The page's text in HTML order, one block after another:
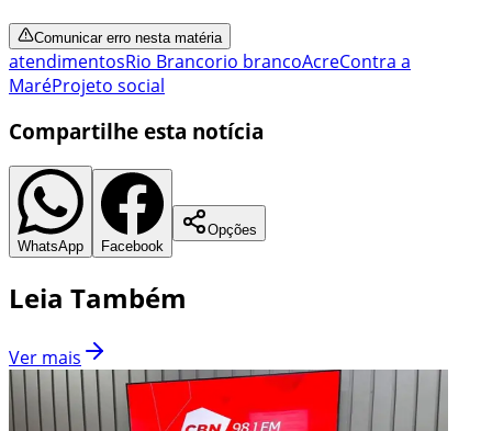
Comunicar erro nesta matéria
atendimentosRio Brancorio brancoAcreContra a
MaréProjeto social
Compartilhe esta notícia
WhatsApp Facebook
Opções
Leia Também
Ver mais